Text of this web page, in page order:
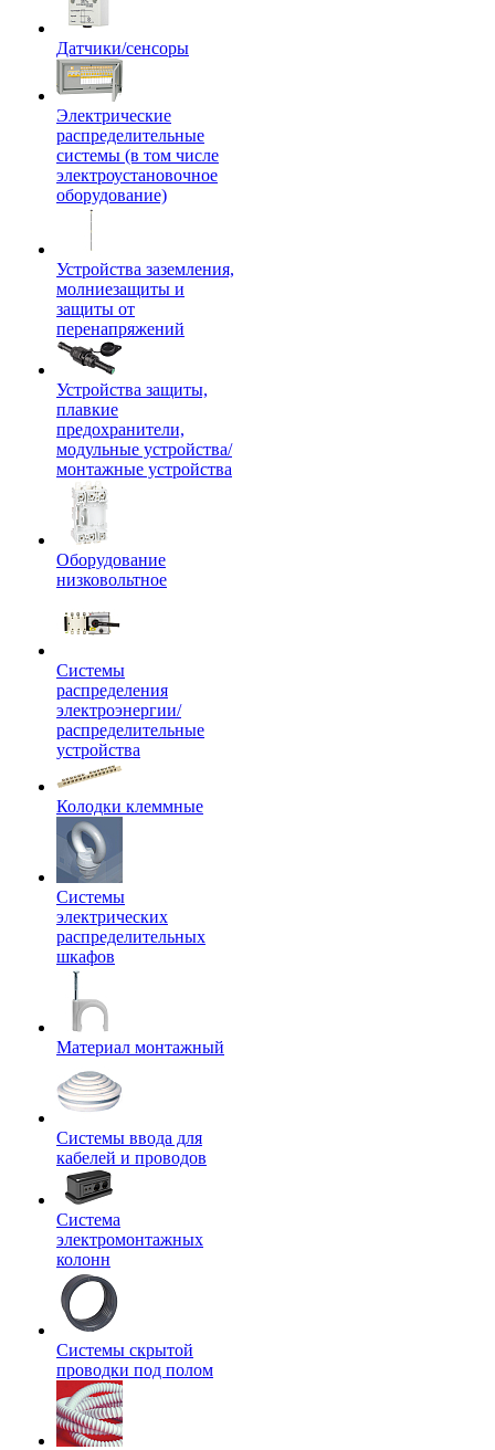
Датчики/сенсоры
Электрические
распределительные
системы (в том числе
электроустановочное
оборудование)
Устройства заземления,
молниезащиты и
защиты от
перенапряжений
Устройства защиты,
плавкие
предохранители,
модульные устройства/
монтажные устройства
Оборудование
низковольтное
Системы
распределения
электроэнергии/
распределительные
устройства
Колодки клеммные
Системы
электрических
распределительных
шкафов
Материал монтажный
Системы ввода для
кабелей и проводов
Система
электромонтажных
колонн
Системы скрытой
проводки под полом